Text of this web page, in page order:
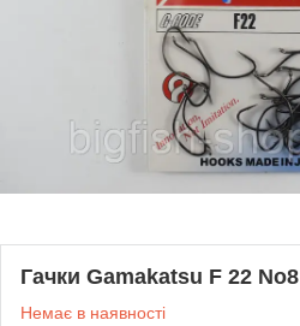
Гачки Gamakatsu F 22 No8
Немає в наявності